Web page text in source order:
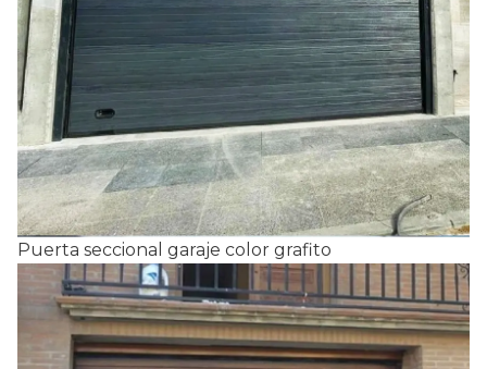
Puerta seccional garaje color grafito